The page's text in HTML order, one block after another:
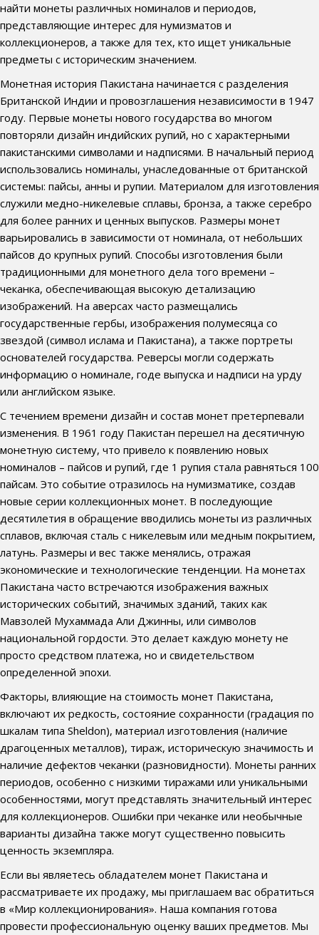
найти монеты различных номиналов и периодов,
представляющие интерес для нумизматов и
коллекционеров, а также для тех, кто ищет уникальные
предметы с историческим значением.
Монетная история Пакистана начинается с разделения
Британской Индии и провозглашения независимости в 1947
году. Первые монеты нового государства во многом
повторяли дизайн индийских рупий, но с характерными
пакистанскими символами и надписями. В начальный период
использовались номиналы, унаследованные от британской
системы: пайсы, анны и рупии. Материалом для изготовления
служили медно-никелевые сплавы, бронза, а также серебро
для более ранних и ценных выпусков. Размеры монет
варьировались в зависимости от номинала, от небольших
пайсов до крупных рупий. Способы изготовления были
традиционными для монетного дела того времени –
чеканка, обеспечивающая высокую детализацию
изображений. На аверсах часто размещались
государственные гербы, изображения полумесяца со
звездой (символ ислама и Пакистана), а также портреты
основателей государства. Реверсы могли содержать
информацию о номинале, годе выпуска и надписи на урду
или английском языке.
С течением времени дизайн и состав монет претерпевали
изменения. В 1961 году Пакистан перешел на десятичную
монетную систему, что привело к появлению новых
номиналов – пайсов и рупий, где 1 рупия стала равняться 100
пайсам. Это событие отразилось на нумизматике, создав
новые серии коллекционных монет. В последующие
десятилетия в обращение вводились монеты из различных
сплавов, включая сталь с никелевым или медным покрытием,
латунь. Размеры и вес также менялись, отражая
экономические и технологические тенденции. На монетах
Пакистана часто встречаются изображения важных
исторических событий, значимых зданий, таких как
Мавзолей Мухаммада Али Джинны, или символов
национальной гордости. Это делает каждую монету не
просто средством платежа, но и свидетельством
определенной эпохи.
Факторы, влияющие на стоимость монет Пакистана,
включают их редкость, состояние сохранности (градация по
шкалам типа Sheldon), материал изготовления (наличие
драгоценных металлов), тираж, историческую значимость и
наличие дефектов чеканки (разновидности). Монеты ранних
периодов, особенно с низкими тиражами или уникальными
особенностями, могут представлять значительный интерес
для коллекционеров. Ошибки при чеканке или необычные
варианты дизайна также могут существенно повысить
ценность экземпляра.
Если вы являетесь обладателем монет Пакистана и
рассматриваете их продажу, мы приглашаем вас обратиться
в «Мир коллекционирования». Наша компания готова
провести профессиональную оценку ваших предметов. Мы